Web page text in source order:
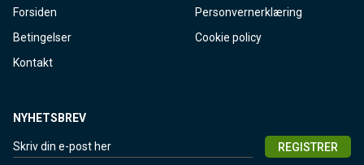
Forsiden
Betingelser
Kontakt
Personvernerklæring
Cookie policy
NYHETSBREV
REGISTRER